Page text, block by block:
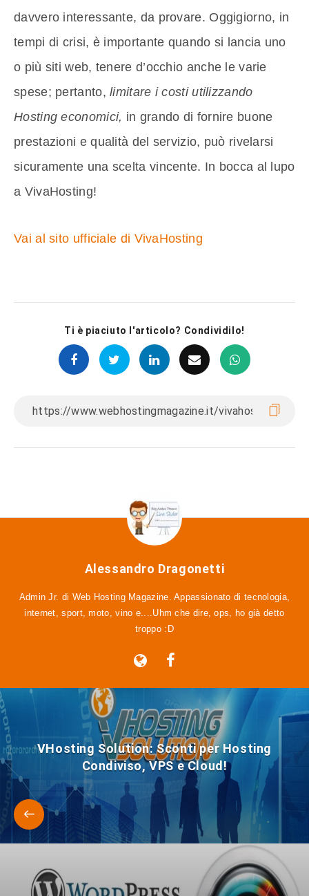
davvero interessante, da provare. Oggigiorno, in
tempi di crisi, è importante quando si lancia uno
o più siti web, tenere d’occhio anche le varie
spese; pertanto, limitare i costi utilizzando
Hosting economici, in grando di fornire buone
prestazioni e qualità del servizio, può rivelarsi
sicuramente una scelta vincente. In bocca al lupo
a VivaHosting!
Vai al sito ufficiale di VivaHosting
Ti è piaciuto l'articolo? Condividilo!
Alessandro Dragonetti
Admin Jr. di Web Hosting Magazine. Appassionato di tecnologia,
internet, sport, moto, vino e....Uhm che dire, ops, ho già detto
troppo :D
VHosting Solution: Sconti per Hosting
Condiviso, VPS e Cloud!